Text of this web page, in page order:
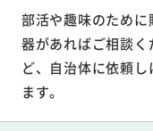
部活や趣味のため
器があればご相談
ど、自治体に依頼
ます。